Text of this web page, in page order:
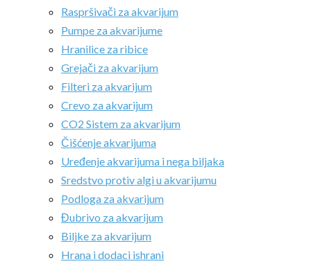
Raspršivači za akvarijum
Pumpe za akvarijume
Hranilice za ribice
Grejači za akvarijum
Filteri za akvarijum
Crevo za akvarijum
CO2 Sistem za akvarijum
Čišćenje akvarijuma
Uređenje akvarijuma i nega biljaka
Sredstvo protiv algi u akvarijumu
Podloga za akvarijum
Đubrivo za akvarijum
Biljke za akvarijum
Hrana i dodaci ishrani